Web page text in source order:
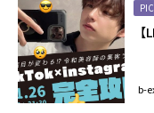
b-